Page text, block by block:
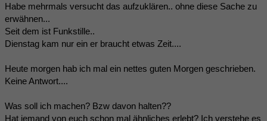
Habe mehrmals versucht das aufzuklären.. ohne diese Sache zu
erwähnen...
Seit dem ist Funkstille..
Dienstag kam nur ein er braucht etwas Zeit....
Heute morgen hab ich mal ein nettes guten Morgen geschrieben.
Keine Antwort....
Was soll ich machen? Bzw davon halten??
Hat jemand von euch schon mal ähnliches erlebt? Ich verstehe es